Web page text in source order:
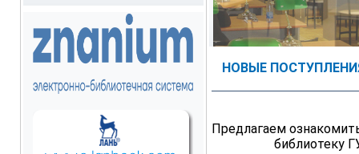
НОВЫЕ
Предлагаем
библиотеку